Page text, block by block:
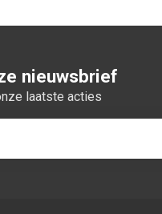
nieuwsbrief
laatste acties